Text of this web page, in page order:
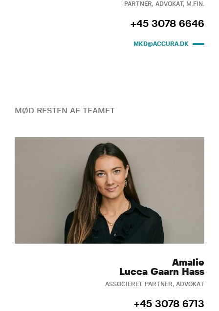
PARTNER, ADVOKAT, M.FIN.
+45 3078 6646
MKD@ACCURA.DK
MØD RESTEN AF TEAMET
Amalie
Lucca Gaarn Hass
ASSOCIERET PARTNER, ADVOKAT
+45 3078 6713